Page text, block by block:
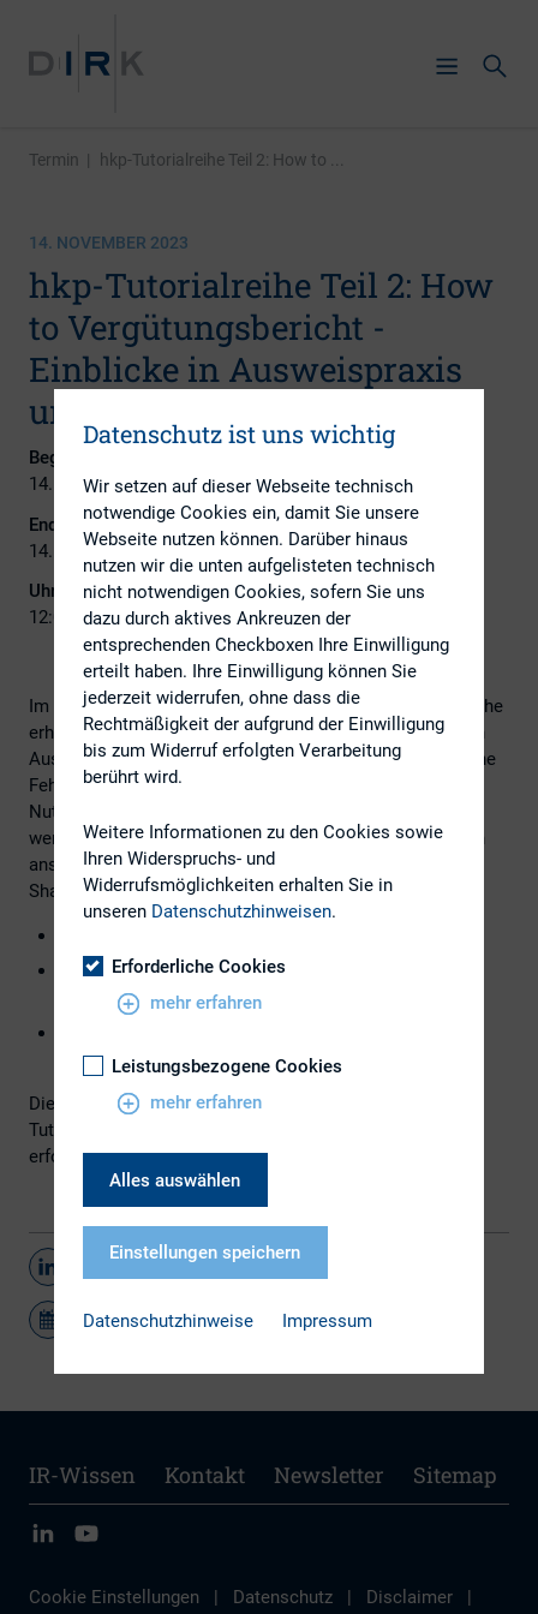
Termin | hkp-Tutorialreihe Teil 2: How to ...
14. NOVEMBER 2023
hkp-Tutorialreihe Teil 2: How
to Vergütungsbericht -
Einblicke in Ausweispraxis
und Investoren-Feedback
Beginn:
14. November 2023
Ende:
14. November 2023
Uhrzeit:
12:00 - 13:00
Im zweite Teil der hkp-Corporate Governance Tutorial Reihe
erhalten Sie Einblicke in bewährte Marktpraktiken für den
Ausweisung von Vergütungen und vermeiden Sie mögliche
Fehler.
Nutzen Sie das Investoren-Feedback und gewinnen Sie
wertvolle Erkenntnisse, um Ihren Vergütungsbericht noch
ansprechender zu gestalten und das Vertrauen der
Shareholder zu stärken.
Dr. Pia Lünstroth, Partner Corporate Governance
Advisory hkp/// group
Governance Advisory hkp/// group
Die Webinare im Rahmen der hkp-Corporate Governance
Tutorial Reihe sind kostenlos. Eine Anmeldung ist
erforderlich undhiermöglich.
IR-Wissen Kontakt Newsletter Sitemap
Cookie Einstellungen | Datenschutz | Disclaimer
|
Datenschutz ist uns wichtig
Wir setzen auf dieser Webseite technisch
notwendige Cookies ein, damit Sie unsere
Webseite nutzen können. Darüber hinaus
nutzen wir die unten aufgelisteten technisch
nicht notwendigen Cookies, sofern Sie uns
dazu durch aktives Ankreuzen der
entsprechenden Checkboxen Ihre Einwilligung
erteilt haben. Ihre Einwilligung können Sie
jederzeit widerrufen, ohne dass die
Rechtmäßigkeit der aufgrund der Einwilligung
bis zum Widerruf erfolgten Verarbeitung
berührt wird.
Weitere Informationen zu den Cookies sowie
Ihren Widerspruchs- und
Widerrufsmöglichkeiten erhalten Sie in
unseren Datenschutzhinweisen.
Erforderliche Cookies
mehr erfahren
Leistungsbezogene Cookies
mehr erfahren
Alles auswählen
Einstellungen speichern
Datenschutzhinweise Impressum